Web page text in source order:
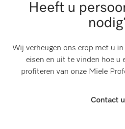
Heeft u
Wij verheugen ons erop met u
eisen en uit te vinden hoe u
profiteren van onze Miele
Contact